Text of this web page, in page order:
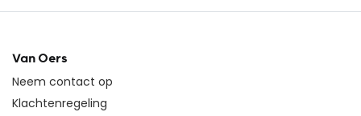
Van Oers
Neem contact op
Klachtenregeling